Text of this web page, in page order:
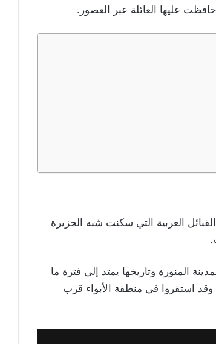
عليها العائلة عبر العصور.
العربية التي سكنت شبه الجزيرة
المنورة وتاريخها يمتد إلى فترة ما
وقد استقروا في منطقة الأبواء قرب